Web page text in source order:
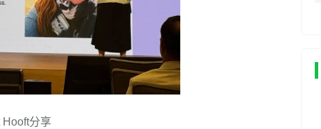
Hooft分享